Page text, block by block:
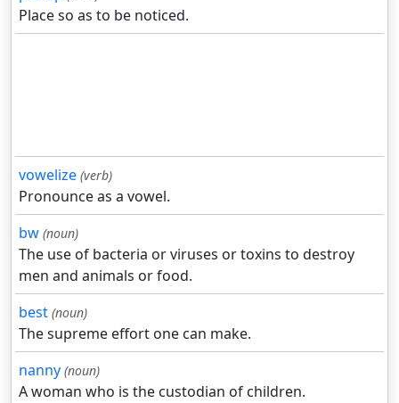
Place so as to be noticed.
vowelize (verb)
Pronounce as a vowel.
bw (noun)
The use of bacteria or viruses or toxins to destroy
men and animals or food.
best (noun)
The supreme effort one can make.
nanny (noun)
A woman who is the custodian of children.